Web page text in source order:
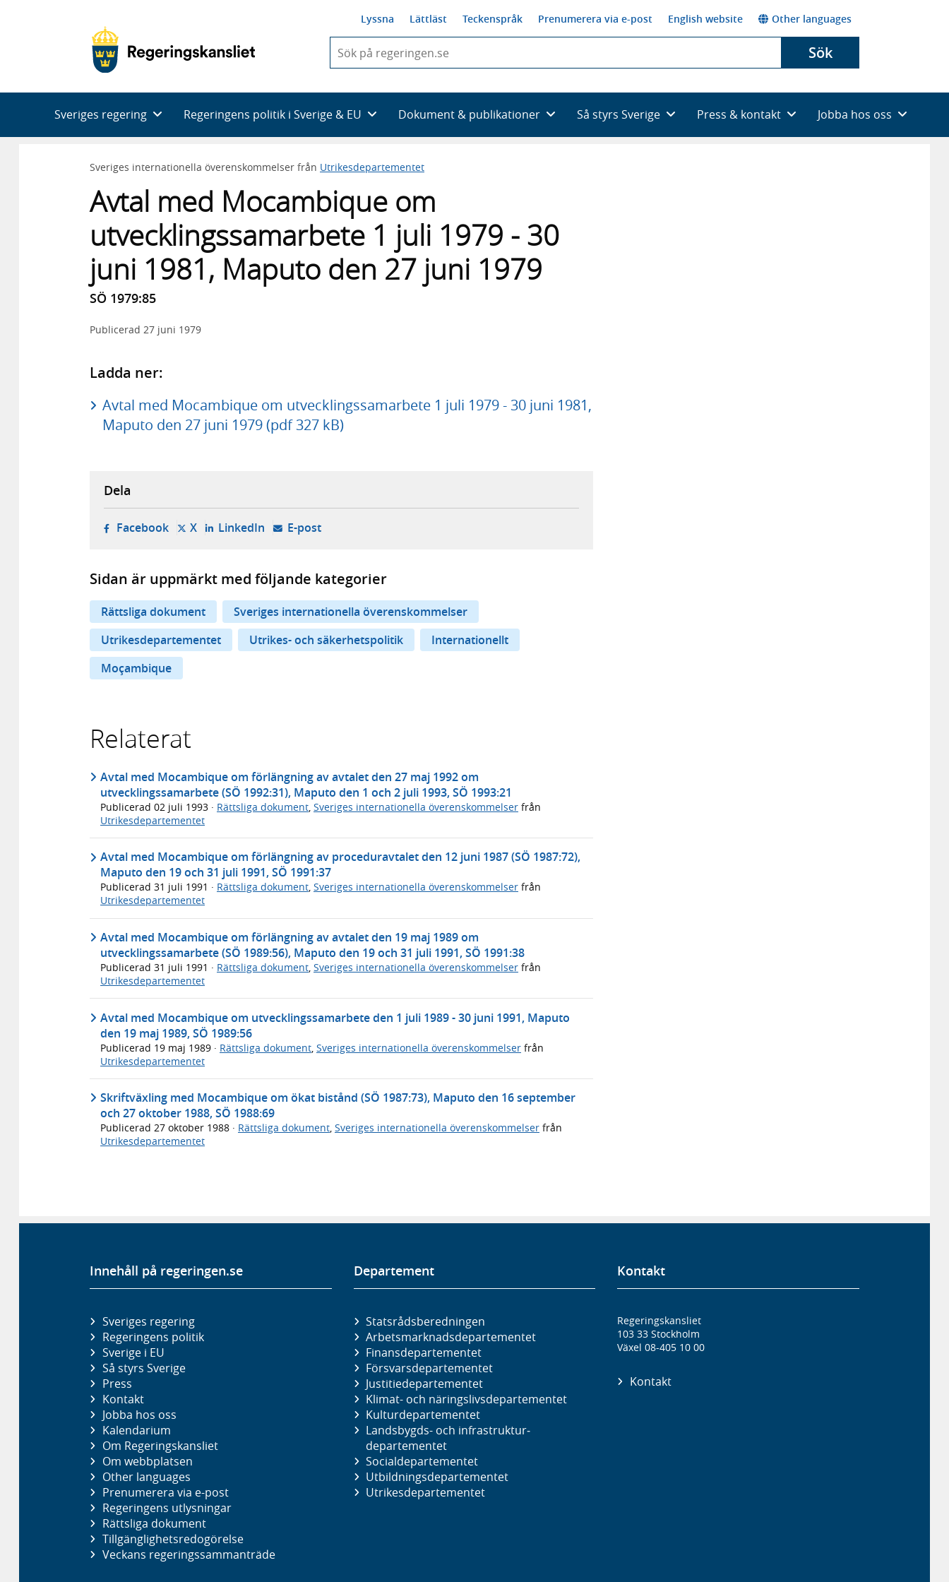
Lyssna Lättläst Teckenspråk Prenumerera via e-post English website Other languages
du
skriva
framträder
en
med
Sök
Sveriges regering Regeringens politik i Sverige & EU Dokument & publikationer Så styrs Sverige Press & kontakt Jobba hos oss
Sveriges internationella överenskommelser från Utrikesdepartementet
Avtal med Mocambique om
utvecklingssamarbete 1 juli 1979 - 30
juni 1981, Maputo den 27 juni 1979
SÖ 1979:85
Publicerad 27 juni 1979
Ladda ner:
Avtal med Mocambique om utvecklingssamarbete 1 juli 1979 - 30 juni 1981,
Maputo den 27 juni 1979 (pdf 327 kB)
Dela
Facebook- öppnas i ny flik, extern webbplats,
X- öppnas i ny flik, extern webbplats,
LinkedIn- öppnas i ny flik, extern webbplats,
E-post- öppnar din e-postklient,
Sidan är uppmärkt med följande kategorier
Rättsliga dokument
Sveriges internationella överenskommelser
Utrikesdepartementet
Utrikes- och säkerhetspolitik
Internationellt
Moçambique
Relaterat
Avtal med Mocambique om förlängning av avtalet den 27 maj 1992 om
utvecklingssamarbete (SÖ 1992:31), Maputo den 1 och 2 juli 1993, SÖ 1993:21
Publicerad 02 juli 1993 · Rättsliga dokument Sveriges internationella överenskommelser från
Utrikesdepartementet
Avtal med Mocambique om förlängning av proceduravtalet den 12 juni 1987 (SÖ 1987:72),
Maputo den 19 och 31 juli 1991, SÖ 1991:37
Publicerad 31 juli 1991 · Rättsliga dokument, Sveriges internationella överenskommelser från
Utrikesdepartementet
Avtal med Mocambique om förlängning av avtalet den 19 maj 1989 om
utvecklingssamarbete (SÖ 1989:56), Maputo den 19 och 31 juli 1991, SÖ 1991:38
Publicerad 31 juli 1991 · Rättsliga dokument, Sveriges internationella överenskommelser från
Utrikesdepartementet
Avtal med Mocambique om utvecklingssamarbete den 1 juli 1989 - 30 juni 1991, Maputo
den 19 maj 1989, SÖ 1989:56
Publicerad 19 maj 1989 · Rättsliga dokument Sveriges internationella överenskommelser från
Utrikesdepartementet
Skriftväxling med Mocambique om ökat bistånd (SÖ 1987:73), Maputo den 16 september
och 27 oktober 1988, SÖ 1988:69
Publicerad 27 oktober 1988 · Rättsliga dokument, Sveriges internationella överenskommelser från
Utrikesdepartementet
Innehåll på regeringen.se
Sveriges regering
Regeringens politik
Sverige i EU
Så styrs Sverige
Press
Kontakt
Jobba hos oss
Kalendarium
Om Regeringskansliet
Om webbplatsen
Other languages
Prenumerera via e-post
Regeringens utlysningar
Rättsliga dokument
Tillgänglighetsredogörelse
Veckans regeringssammanträde
Departement
Statsrådsberedningen
Arbetsmarknads­departementet
Finans­departementet
Försvars­departementet
Justitie­departementet
Klimat- och näringslivs­departementet
Kultur­departementet
Landsbygds- och infrastruktur­
departementet
Social­departementet
Utbildnings­departementet
Utrikes­departementet
Kontakt
Regeringskansliet
103 33 Stockholm
Växel 08-405 10 00
Kontakt